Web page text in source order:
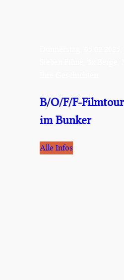
B/O/F/F-
im Bunker
Alle Infos